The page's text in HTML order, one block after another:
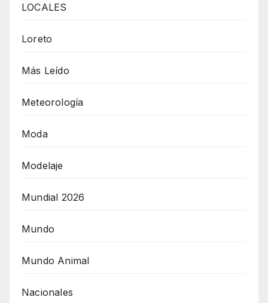
LOCALES
Loreto
Más Leído
Meteorología
Moda
Modelaje
Mundial 2026
Mundo
Mundo Animal
Nacionales